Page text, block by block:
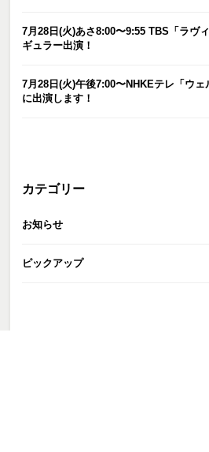
7月28日(火)あさ8:00〜9:55 TBS「ラヴ
ギュラー出演！
7月28日(火)午後7:00〜NHKEテレ「ウェ
に出演します！
カテゴリー
お知らせ
ピックアップ